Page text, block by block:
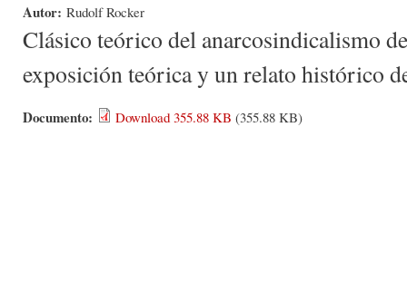
Autor: Rudolf Rocker
Clásico teórico del anarcosindicalismo
exposición teórica y un relato histórico
Documento: Download 355.88 KB (355.88 KB)